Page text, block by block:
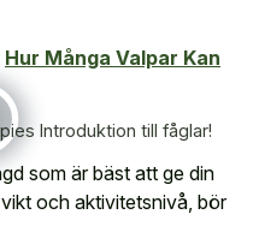
Hur Många Valpar Kan
Introduktion till fåglar!
som är bäst att ge din
och aktivitetsnivå, bör